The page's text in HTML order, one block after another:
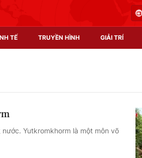
TẾ TRUYỀN HÌNH GIẢI TRÍ
Yutkromkhorm là một môn võ